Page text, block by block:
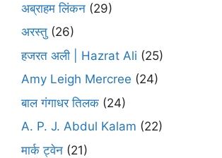
अब्राहम लिंकन (29)
अरस्तु (26)
हजरत अली | Hazrat Ali (25)
Amy Leigh Mercree (24)
बाल गंगाधर तिलक (24)
A. P. J. Abdul Kalam (22)
मार्क ट्वेन (21)